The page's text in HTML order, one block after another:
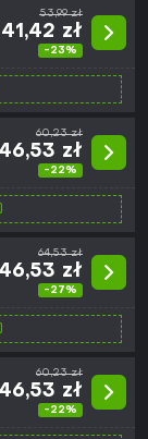
53,99 zł
41,42 zł
-23%
60,23 zł
zł
-22%
64,53 zł
zł
-27%
60,23 zł
zł
-22%